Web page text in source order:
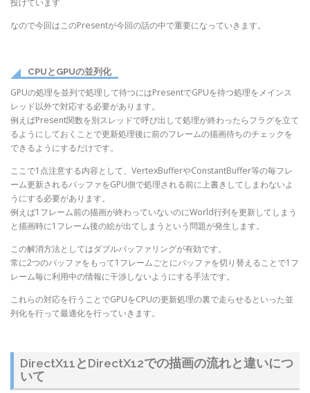
投げています
なので今回はこのPresentが今回の話の中で重要になっていきます。
CPUとGPUの並列化
GPUの処理を並列で処理して待つにはPresentでGPUを待つ処理をメインス
レッド以外で対応する必要があります。
例えばPresent関数を別スレッドで呼び出して処理が終わったらフラグを立て
るようにしておくことで更新処理後に前のフレームの描画待ちのチェックを
できるようにするだけです。
ここで1点注意する内容として、VertexBufferやConstantBuffer等の毎フレ
ーム更新されるバッファをGPU側で処理される前に上書きしてしまわないよ
うにする必要があります。
例えば1フレーム前の描画が終わっていないのにWorld行列を更新してしまう
と描画時に1フレーム後の絵が出てしまうという問題が発生します。
この解消方法としてはダブルバッファリングが有効です。
常に2つのバッファをもって1フレームごとにバッファを切り替えることで1フ
レーム毎に利用中の情報に干渉しないようにする手法です。
これらの対応を行うことでGPUをCPUの更新処理の裏で走らせるといった並
列化を行って最適化を行っていきます。
DirectX11とDirectX12での描画の流れと違いにつ
いて